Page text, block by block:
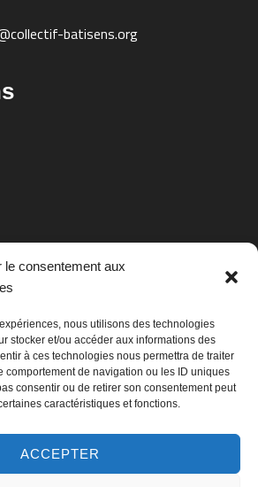
le consentement aux
nous utilisons des technologies
stocker et/ou accéder aux informations des
à ces technologies nous permettra de traiter
comportement de navigation ou les ID uniques
consentir ou de retirer son consentement peut
caractéristiques et fonctions.
ACCEPTER
batisens.org